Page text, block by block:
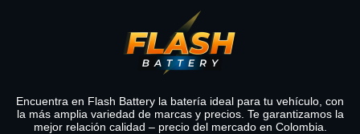
Encuentra en Flash Battery la batería ideal para tu vehículo, con
la más amplia variedad de marcas y precios. Te garantizamos la
mejor relación calidad – precio del mercado en Colombia.